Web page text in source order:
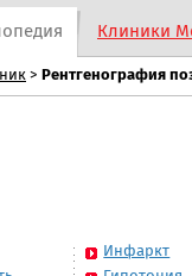
Клиники
> Рентгенография
Инфаркт